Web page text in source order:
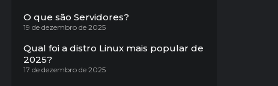
O que são Servidores?
19 de dezembro de 2025
Qual foi a distro Linux mais popular de
2025?
17 de dezembro de 2025